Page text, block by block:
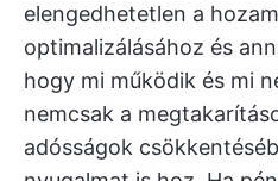
elengedhetetlen a
optimalizálásához és
hogy mi működik és mi
nemcsak a
adósságok